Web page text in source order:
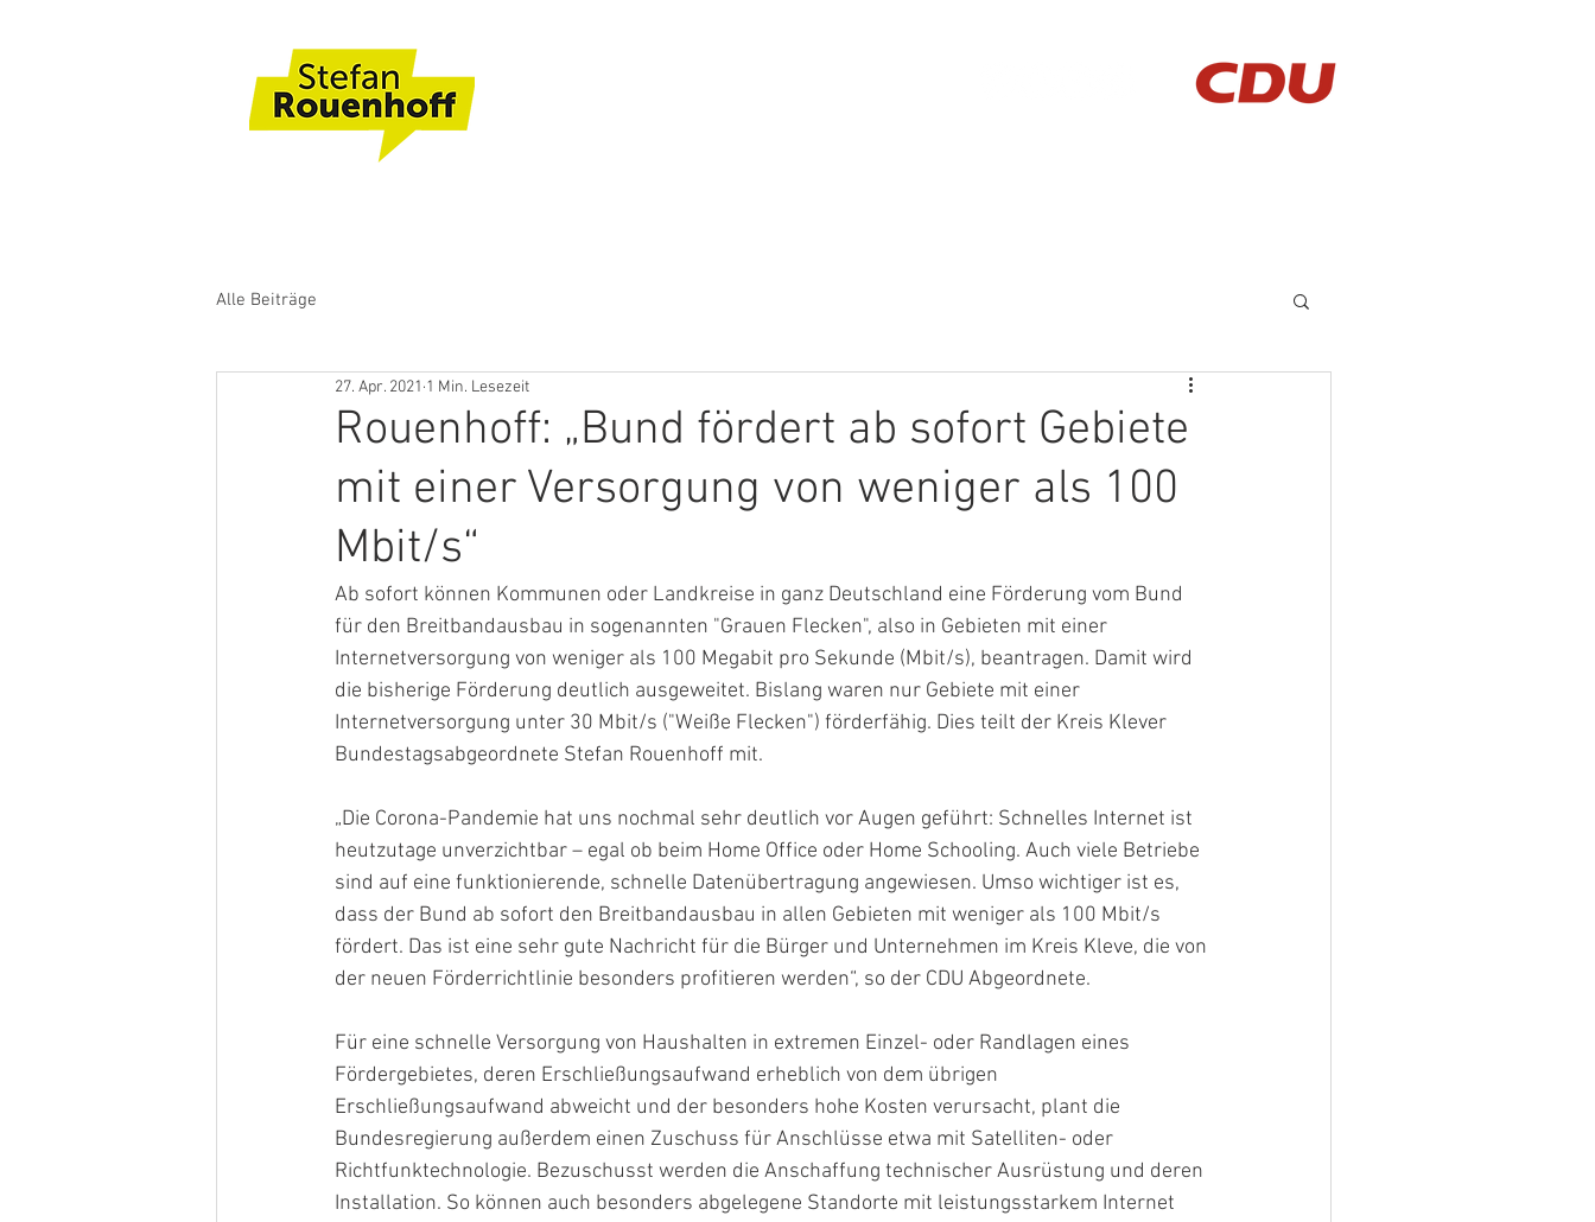
Alle Beiträge
Rouenhoff: „Bund fördert ab sofort Gebiete
mit einer Versorgung von weniger als 100
Mbit/s“
27. Apr. 2021 1 Min. Lesezeit
Ab sofort können Kommunen oder Landkreise in ganz Deutschland eine Förderung vom Bund
für den Breitbandausbau in sogenannten "Grauen Flecken", also in Gebieten mit einer
Internetversorgung von weniger als 100 Megabit pro Sekunde (Mbit/s), beantragen. Damit wird
die bisherige Förderung deutlich ausgeweitet. Bislang waren nur Gebiete mit einer
Internetversorgung unter 30 Mbit/s ("Weiße Flecken") förderfähig. Dies teilt der Kreis Klever
Bundestagsabgeordnete Stefan Rouenhoff mit.
„Die Corona-Pandemie hat uns nochmal sehr deutlich vor Augen geführt: Schnelles Internet ist
heutzutage unverzichtbar – egal ob beim Home Office oder Home Schooling. Auch viele Betriebe
sind auf eine funktionierende, schnelle Datenübertragung angewiesen. Umso wichtiger ist es,
dass der Bund ab sofort den Breitbandausbau in allen Gebieten mit weniger als 100 Mbit/s
fördert. Das ist eine sehr gute Nachricht für die Bürger und Unternehmen im Kreis Kleve, die von
der neuen Förderrichtlinie besonders profitieren werden“, so der CDU Abgeordnete.
Für eine schnelle Versorgung von Haushalten in extremen Einzel- oder Randlagen eines
Fördergebietes, deren Erschließungsaufwand erheblich von dem übrigen
Erschließungsaufwand abweicht und der besonders hohe Kosten verursacht, plant die
Bundesregierung außerdem einen Zuschuss für Anschlüsse etwa mit Satelliten- oder
Richtfunktechnologie. Bezuschusst werden die Anschaffung technischer Ausrüstung und deren
Installation. So können auch besonders abgelegene Standorte mit leistungsstarkem Internet